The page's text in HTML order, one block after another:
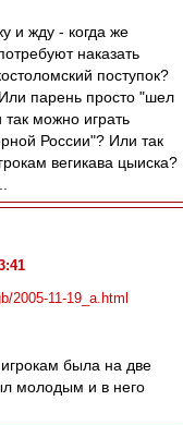
и жду - когда же
наказать
поступок?
парень просто "шел
можно играть
России"? Или так
вегикава цыиска?
2005-11-19_a.html
была на две
молодым и в него